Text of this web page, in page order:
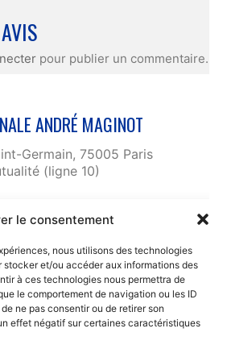
le consentement
nous utilisons des technologies
stocker et/ou accéder aux informations des
à ces technologies nous permettra de
le comportement de navigation ou les ID
ne pas consentir ou de retirer son
effet négatif sur certaines caractéristiques
pour publier un commentaire.
ANDRÉ MAGINOT
Germain, 75005 Paris
(ligne 10)
des données